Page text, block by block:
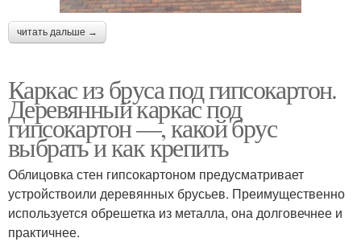
читать дальше →
Каркас из бруса под гипсокартон.
Деревянный каркас под
гипсокартон —, какой брус
выбрать и как крепить
Облицовка стен гипсокартоном предусматривает
устройствоили деревянных брусьев. Преимущественно
используется обрешетка из металла, она долговечнее и
практичнее.